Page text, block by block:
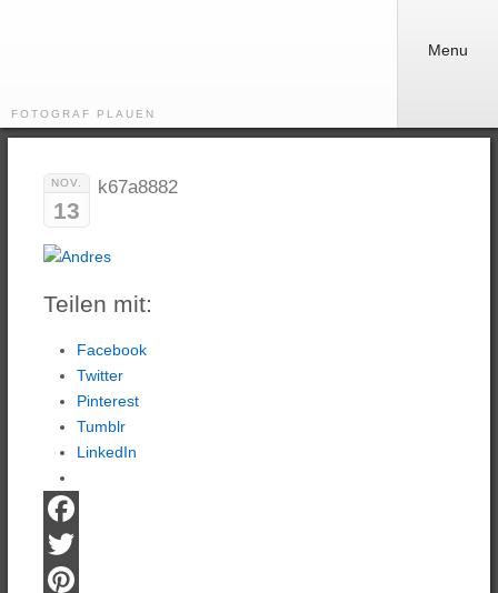
FOTOGRAF PLAUEN
Menu
NOV.
13
k67a8882
Teilen mit:
Facebook
Twitter
Pinterest
Tumblr
LinkedIn
Facebook
Twitter